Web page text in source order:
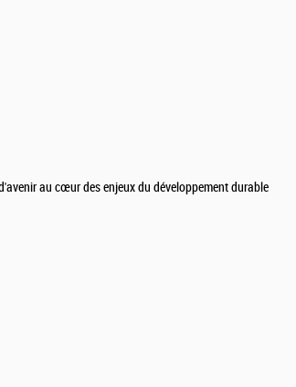
au cœur des enjeux du développement durable